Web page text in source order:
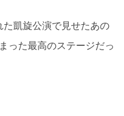
凱旋公演で見せたあの
った最高のステージだっ